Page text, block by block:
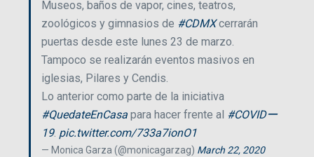
Museos, baños de vapor, cines, teatros,
zoológicos y gimnasios de #CDMXcerrarán
puertas desde este lunes 23 de marzo.
Tampoco se realizarán eventos masivos en
iglesias, Pilares y Cendis.
Lo anterior como parte de la iniciativa
#QuedateEnCasa para hacer frente al #COVIDー
19. pic.twitter.com/733a7ionO1
— Monica Garza (@monicagarzag) March 22, 2020